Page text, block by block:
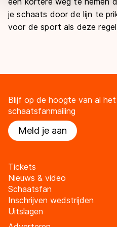
overdracht. Meer informatie
je schaats door de lijn te
voor de sport als deze
Blijf op de hoogte van al
schaatsfanmailing
Meld je aan
Tickets
Nieuws & video
Schaatsfan
Inschrijven wedstrijden
Uitslagen